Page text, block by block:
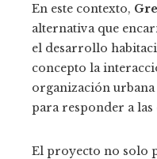
En este contexto,
alternativa que
el desarrollo
concepto la
organización urbana
para responder a las
El proyecto no solo